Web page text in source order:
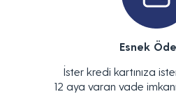
Esnek
İster kredi kartınıza
12 aya varan vade